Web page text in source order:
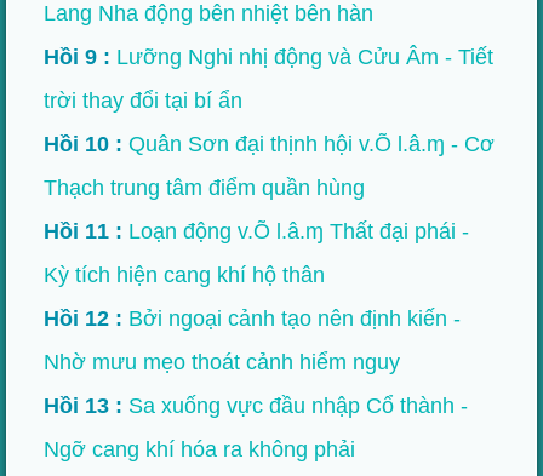
Lang Nha động bên nhiệt bên hàn
Hồi 9 : Lưỡng Nghi nhị động và Cửu Âm - Tiết
trời thay đổi tại bí ẩn
Hồi 10 : Quân Sơn đại thịnh hội v.Õ l.â.ɱ - Cơ
Thạch trung tâm điểm quần hùng
Hồi 11 : Loạn động v.Õ l.â.ɱ Thất đại phái -
Kỳ tích hiện cang khí hộ thân
Hồi 12 : Bởi ngoại cảnh tạo nên định kiến -
Nhờ mưu mẹo thoát cảnh hiểm nguy
Hồi 13 : Sa xuống vực đầu nhập Cổ thành -
Ngỡ cang khí hóa ra không phải